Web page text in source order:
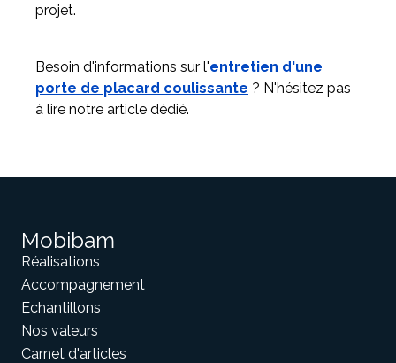
projet.
Besoin d'informations sur l'entretien d'une
porte de placard coulissante ? N'hésitez pas
à lire notre article dédié.
Mobibam
Réalisations
Accompagnement
Echantillons
Nos valeurs
Carnet d'articles